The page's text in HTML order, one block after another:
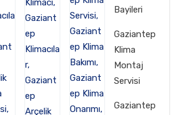
Bayileri
Gaziantep
Klima
Montaj
Servisi
Gaziantep